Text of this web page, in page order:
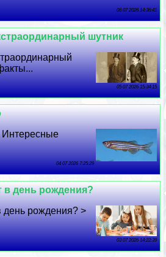
06 07 2026 14:36:41
шутник
05 07 2026 15:34:15
Интересные
04 07 2026 7:25:29
день рождения?
рождения? >
03 07 2026 14:22:39